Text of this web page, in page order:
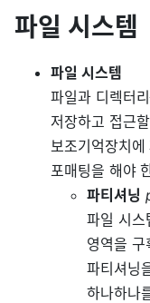
파일 시스템
파일 시스템
파일과 디렉터
저장하고 접근
보조기억장치
포매팅을 해야
파티셔닝
파일 시스
영역을 구
파티셔닝
하나하나